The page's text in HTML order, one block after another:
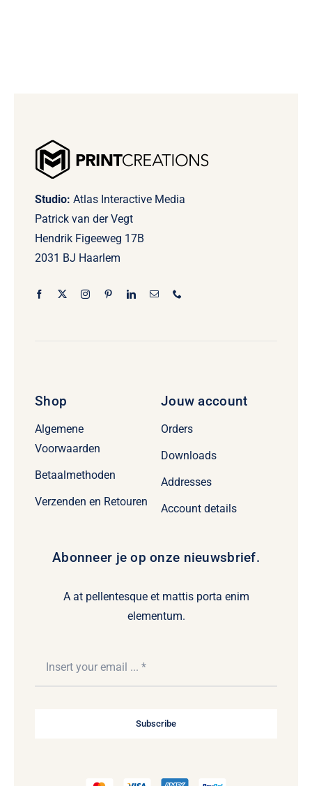
Studio: Atlas Interactive Media
Patrick van der Vegt
Hendrik Figeeweg 17B
2031 BJ Haarlem
Shop
Algemene
Voorwaarden
Betaalmethoden
Verzenden en Retouren
Jouw account
Orders
Downloads
Addresses
Account details
Abonneer je op onze nieuwsbrief.
A at pellentesque et mattis porta enim
elementum.
Subscribe